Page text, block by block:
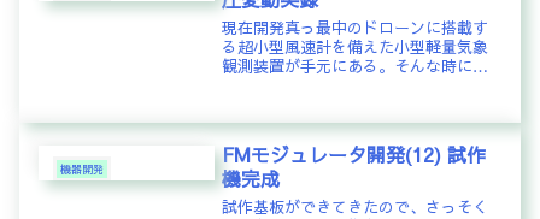
現在開発真っ最中のドローンに搭載す
る超小型風速計を備えた小型軽量気象
観測装置が手元にある。そんな時に我
も起きればラッキー！宝くじに当たる
よりもはるかに小さな確率に違いな
い...
機器開発
FMモジュレータ開発(12) 試作
機完成
試作基板ができてきたので、さっそく